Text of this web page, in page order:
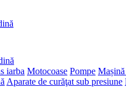
iarba Motocoase Pompe
Aparate de curăţat sub presiune